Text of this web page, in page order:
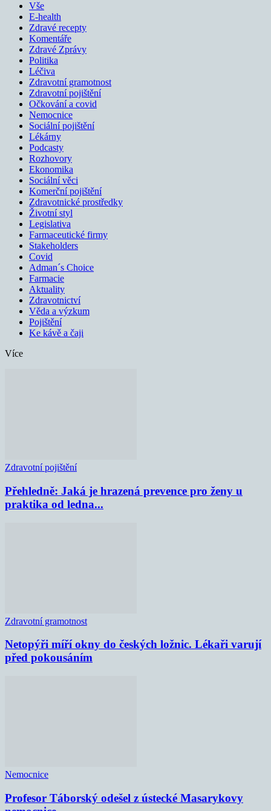
Vše
E-health
Zdravé recepty
Komentáře
Zdravé Zprávy
Politika
Léčiva
Zdravotní gramotnost
Zdravotní pojištění
Očkování a covid
Nemocnice
Sociální pojištění
Lékárny
Podcasty
Rozhovory
Ekonomika
Sociální věci
Komerční pojištění
Zdravotnické prostředky
Životní styl
Legislativa
Farmaceutické firmy
Stakeholders
Covid
Adman´s Choice
Farmacie
Aktuality
Zdravotnictví
Věda a výzkum
Pojištění
Ke kávě a čaji
Více
Zdravotní pojištění
Přehledně: Jaká je hrazená prevence pro ženy u
praktika od ledna...
Zdravotní gramotnost
Netopýři míří okny do českých ložnic. Lékaři varují
před pokousáním
Nemocnice
Profesor Táborský odešel z ústecké Masarykovy